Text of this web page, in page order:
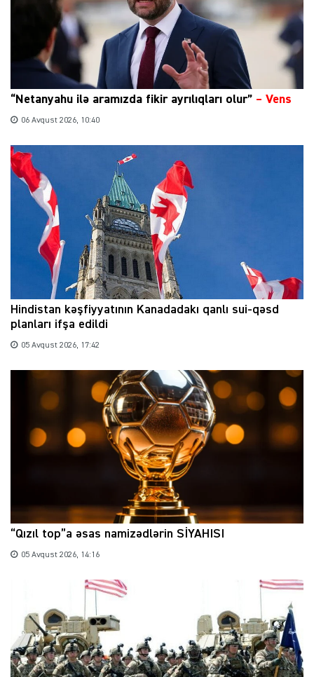
“Netanyahu ilə aramızda fikir ayrılıqları olur” – Vens
06 Avqust 2026, 10:40
Hindistan kəşfiyyatının Kanadadakı qanlı sui-qəsd
planları ifşa edildi
05 Avqust 2026, 17:42
“Qızıl top”a əsas namizədlərin SİYAHISI
05 Avqust 2026, 14:16